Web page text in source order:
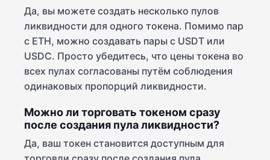
Да, вы можете создать несколько пулов
ликвидности для одного токена. Помимо пар
с ETH, можно создавать пары с USDT или
USDC. Просто убедитесь, что цены токена во
всех пулах согласованы путём соблюдения
одинаковых пропорций ликвидности.
Можно ли торговать токеном сразу
после создания пула ликвидности?
Да, ваш токен становится доступным для